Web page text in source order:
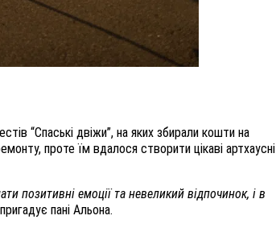
“Спаські двіжи”, на яких збирали кошти на
проте їм вдалося створити цікаві артхаусні
позитивні емоції та невеликий відпочинок, і в
пані Альона.